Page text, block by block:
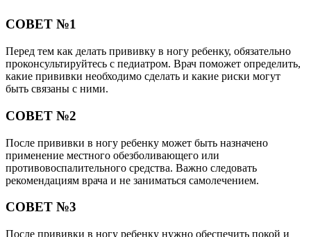
СОВЕТ №1
Перед тем как делать прививку в ногу ребенку, обязательно
проконсультируйтесь с педиатром. Врач поможет определить,
какие прививки необходимо сделать и какие риски могут
быть связаны с ними.
СОВЕТ №2
После прививки в ногу ребенку может быть назначено
применение местного обезболивающего или
противовоспалительного средства. Важно следовать
рекомендациям врача и не заниматься самолечением.
СОВЕТ №3
После прививки в ногу ребенку нужно обеспечить покой и